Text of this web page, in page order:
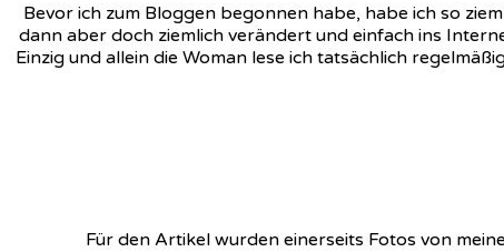
Bevor ich zum Bloggen begonnen habe, habe ich so
dann aber doch ziemlich verändert und einfach ins
Einzig und allein die Woman lese ich tatsächlich
Für den Artikel wurden einerseits Fotos von